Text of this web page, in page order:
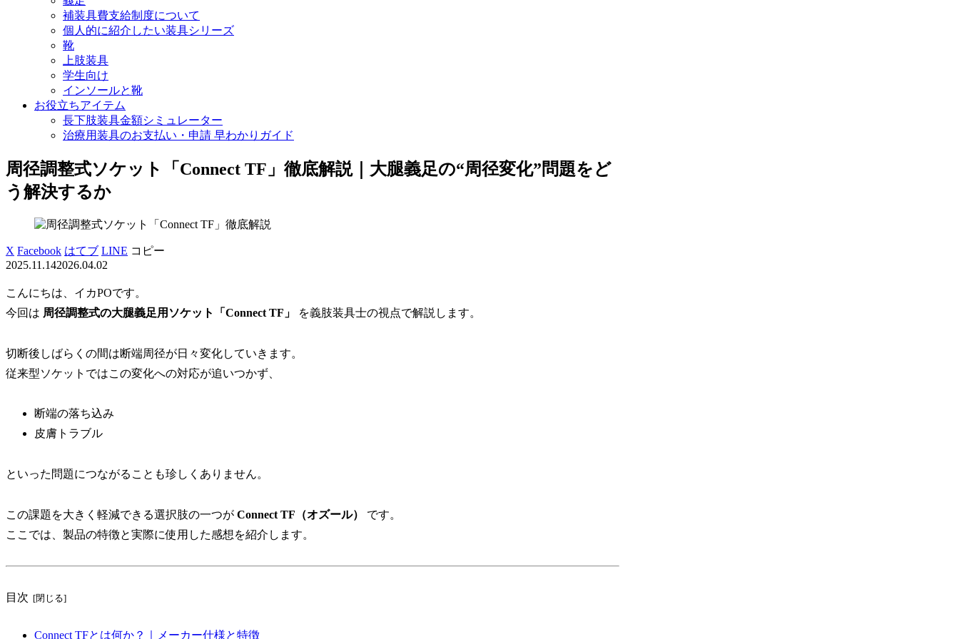
補装具費支給制度について
個人的に紹介したい装具シリーズ
靴
上肢装具
学生向け
インソールと靴
お役立ちアイテム
長下肢装具金額シミュレーター
治療用装具のお支払い・申請 早わかりガイド
周径調整式ソケット「Connect TF」徹底解説｜大腿義足の“周径変化”問題をど
う解決するか
X Facebook はてブ LINE コピー
2025.11.142026.04.02
こんにちは、イカPOです。
今回は 周径調整式の大腿義足用ソケット「Connect TF」 を義肢装具士の視点で解説します。
切断後しばらくの間は断端周径が日々変化していきます。
従来型ソケットではこの変化への対応が追いつかず、
断端の落ち込み
皮膚トラブル
といった問題につながることも珍しくありません。
この課題を大きく軽減できる選択肢の一つが Connect TF（オズール）
です。
ここでは、製品の特徴と実際に使用した感想を紹介します。
目次
Connect TFとは何か？｜メーカー仕様と特徴